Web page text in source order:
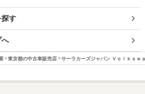
探す
へ
東京都の中古車販売店 サーラカーズジャパン Ｖｏｌｋｓｗ